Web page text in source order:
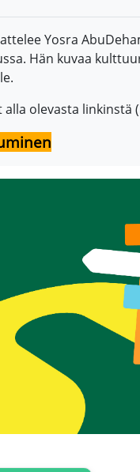
Yosra
Hän kuvaa
olevasta linkinstä